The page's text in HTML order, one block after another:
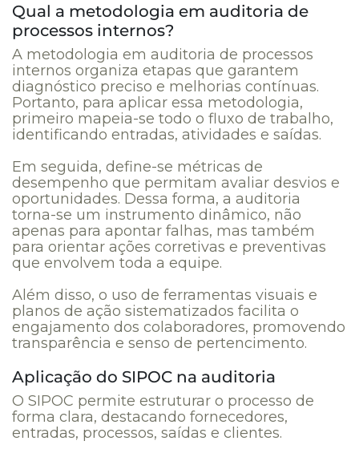
Qual a metodologia em auditoria de
processos internos?
A metodologia em auditoria de processos
internos organiza etapas que garantem
diagnóstico preciso e melhorias contínuas.
Portanto, para aplicar essa metodologia,
primeiro mapeia-se todo o fluxo de trabalho,
identificando entradas, atividades e saídas.
Em seguida, define-se métricas de
desempenho que permitam avaliar desvios e
oportunidades. Dessa forma, a auditoria
torna-se um instrumento dinâmico, não
apenas para apontar falhas, mas também
para orientar ações corretivas e preventivas
que envolvem toda a equipe.
Além disso, o uso de ferramentas visuais e
planos de ação sistematizados facilita o
engajamento dos colaboradores, promovendo
transparência e senso de pertencimento.
Aplicação do SIPOC na auditoria
O SIPOC permite estruturar o processo de
forma clara, destacando fornecedores,
entradas, processos, saídas e clientes.